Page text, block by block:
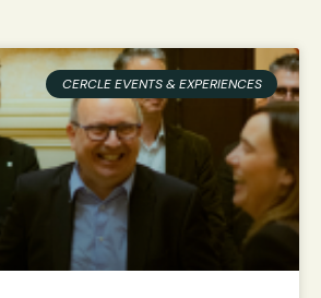
CERCLE EVENTS & EXPERIENCES